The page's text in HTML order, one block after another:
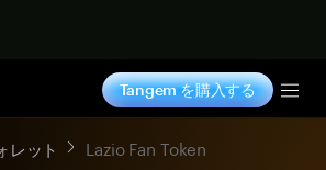
Tangem を購入する
レット Lazio Fan Token